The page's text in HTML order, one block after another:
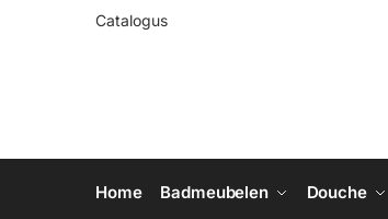
Catalogus
Home Badmeubelen Douche